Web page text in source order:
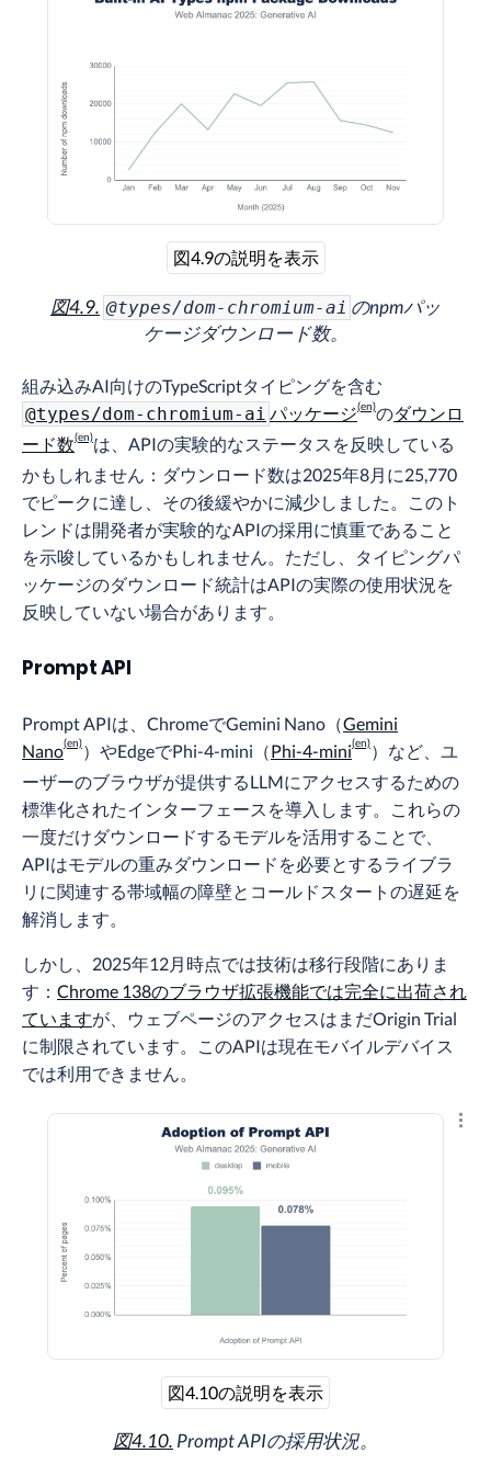
図4.9の説明を表示
図4.9. @types/dom-chromium-ai のnpmパッ
ケージダウンロード数。
組み込みAI向けのTypeScriptタイピングを含む
@types/dom-chromium-ai パッケージ のダウンロ
ード数
は、APIの実験的なステータスを反映している
かもしれません：ダウンロード数は2025年8月に25,770
でピークに達し、その後緩やかに減少しました。このト
レンドは開発者が実験的なAPIの採用に慎重であること
を示唆しているかもしれません。ただし、タイピングパ
ッケージのダウンロード統計はAPIの実際の使用状況を
反映していない場合があります。
Prompt API
Prompt APIは、ChromeでGemini Nano（Gemini
Nano
）やEdgeでPhi-4-mini（Phi-4-mini
）など、ユ
ーザーのブラウザが提供するLLMにアクセスするための
標準化されたインターフェースを導入します。これらの
一度だけダウンロードするモデルを活用することで、
APIはモデルの重みダウンロードを必要とするライブラ
リに関連する帯域幅の障壁とコールドスタートの遅延を
解消します。
しかし、2025年12月時点では技術は移行段階にありま
す： Chrome 138のブラウザ拡張機能では完全に出荷され
ていますが、ウェブページのアクセスはまだOrigin Trial
に制限されています。このAPIは現在モバイルデバイス
では利用できません。
結
図4.10の説明を表示
図4.10. Prompt APIの採用状況。